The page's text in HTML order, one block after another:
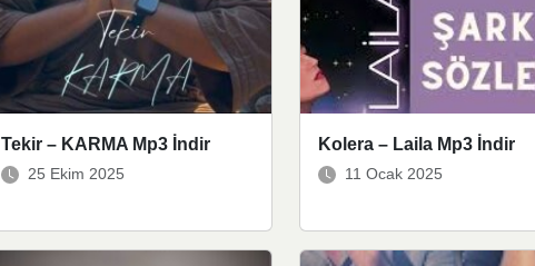
Tekir – KARMA Mp3 İndir
25 Ekim 2025
Kolera – Laila Mp3 İndir
11 Ocak 2025